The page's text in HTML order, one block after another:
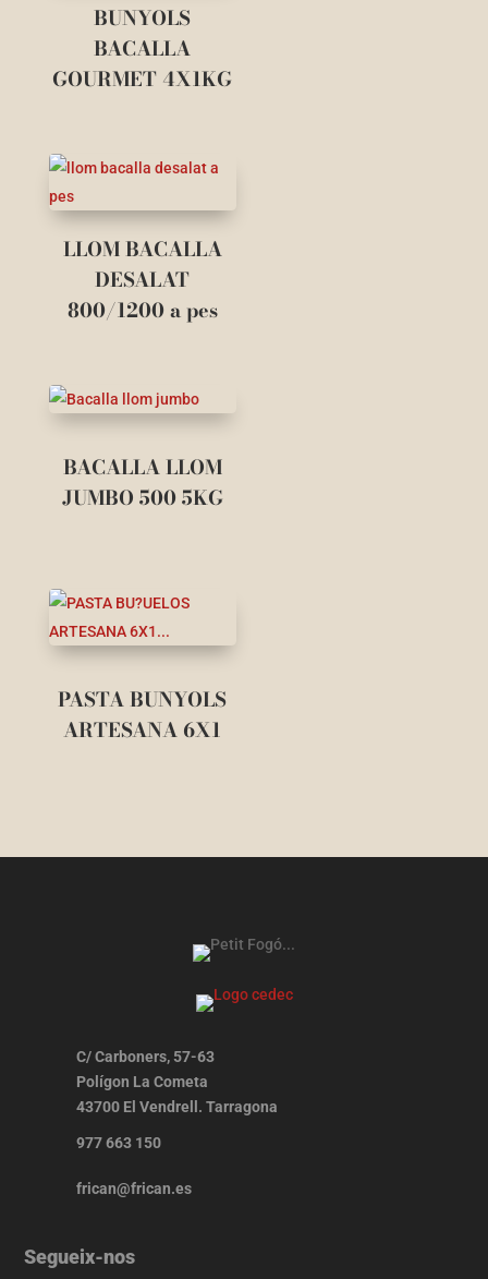
BUNYOLS
BACALLA
GOURMET 4X1KG
LLOM BACALLA
DESALAT
800/1200 a pes
BACALLA LLOM
JUMBO 500 5KG
PASTA BUNYOLS
ARTESANA 6X1
C/ Carboners, 57-63
Polígon La Cometa
43700 El Vendrell. Tarragona
977 663 150
frican@frican.es
Segueix-nos